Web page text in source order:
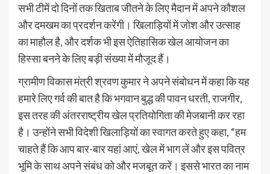
सभी टीमें दो दिनों तक खिताब जीतने के लिए मैदान में अपने कौशल
और दमखम का प्रदर्शन करेंगी। खिलाड़ियों में जोश और उत्साह
का माहौल है, और दर्शक भी इस ऐतिहासिक खेल आयोजन का
हिस्सा बनने के लिए बड़ी संख्या में मौजूद हैं।
ग्रामीण विकास मंत्री श्रवण कुमार ने अपने संबोधन में कहा कि यह
हमारे लिए गर्व की बात है कि भगवान बुद्ध की पावन धरती, राजगीर,
इस तरह की अंतरराष्ट्रीय खेल प्रतियोगिता की मेजबानी कर रहा
है। उन्होंने सभी विदेशी खिलाड़ियों का स्वागत करते हुए कहा, “हम
चाहते हैं कि आप बार-बार यहां आएं, खेल में भाग लें और इस पवित्र
भूमि के साथ अपने संबंध को और मजबूत करें। इससे भारत का नाम